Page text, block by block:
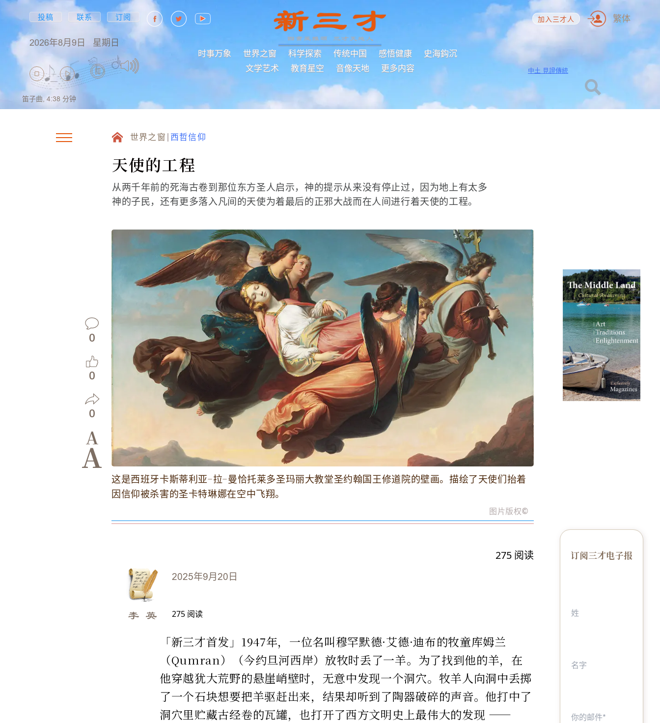
投稿 联系 订阅
2026年8月9日 星期日
时事万象 世界之窗 科学探索 传统中国 感悟健康
史海鈎沉
文学艺术
教育星空 音像天地 更多内容
加入三才人 繁体
中土 見證傳統
笛子曲, 4:38 分钟
世界之窗 西哲信仰
天使的工程
从两千年前的死海古卷到那位东方圣人启示，神的提示从来没有停止过，因为地上有太多
神的子民，还有更多落入凡间的天使为着最后的正邪大战而在人间进行着天使的工程。
0
0
0
A
A
这是西班牙卡斯蒂利亚-拉-曼恰托莱多圣玛丽大教堂圣约翰国王修道院的壁画。描绘了天使们抬着
因信仰被杀害的圣卡特琳娜在空中飞翔。
图片版权©️
275 阅读
2025年9月20日
李 英 275 阅读
「新三才首发」1947年，一位名叫穆罕默德·艾德·迪布的牧童库姆兰
（Qumran）（今约旦河西岸）放牧时丢了一羊。为了找到他的羊，在
他穿越犹大荒野的悬崖峭壁时，无意中发现一个洞穴。牧羊人向洞中丢掷
了一个石块想要把羊驱赶出来，结果却听到了陶器破碎的声音。他打中了
洞穴里贮藏古经卷的瓦罐，也打开了西方文明史上最伟大的发现 ——
订阅三才电子报